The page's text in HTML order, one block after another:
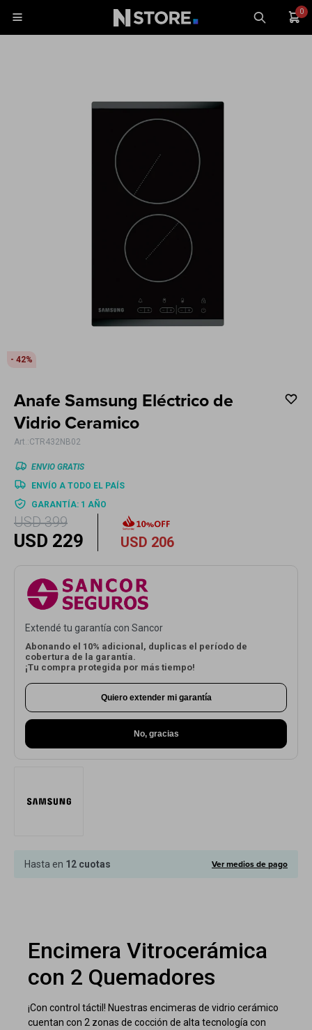
0

42
Anafe Samsung Eléctrico de
Vidrio Ceramico
CTR432NB02
ENVIO GRATIS
GARANTÍA: 1 AÑO
ENVÍO A TODO EL PAÍS
USD 399
USD 229 USD 206
Extendé tu garantía con Sancor
Abonando el 10% adicional, duplicas el período de
cobertura de la garantía.
¡Tu compra protegida por más tiempo!
Quiero extender mi garantía
No, gracias
Hasta en 12 cuotas Ver medios de pago
Encimera Vitrocerámica
con 2 Quemadores
¡Con control táctil! Nuestras encimeras de vidrio cerámico
cuentan con 2 zonas de cocción de alta tecnología con
Movilidad
Cuenta
Celulares
Tablets
Wearables
Accesorios
Monitores